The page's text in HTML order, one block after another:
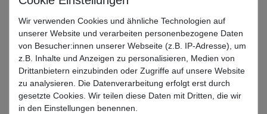
Gr. 2/0 / 14g / 4 Stück Gr. 3/0 / 14g / 4 Stück
Gr. 3/0 / 21g / 4 Stück Gr. 4/0 / 14g / 4 Stück
Gr. 4/0 / 21g / 4 Stück Gr. 4/0 / 28g / 4 Stück
Wir verwenden Cookies und ähnliche Technologien auf
unserer Website und verarbeiten personenbezogene Daten
von Besucher:innen unserer Webseite (z.B. IP-Adresse), um
z.B. Inhalte und Anzeigen zu personalisieren, Medien von
Drittanbietern einzubinden oder Zugriffe auf unsere Website
zu analysieren. Die Datenverarbeitung erfolgt erst durch
gesetzte Cookies. Wir teilen diese Daten mit Dritten, die wir
in den Einstellungen benennen.